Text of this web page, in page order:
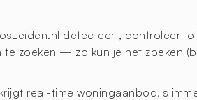
detecteert, controleert
zoeken — zo kun je het zoeken
real-time woningaanbod,